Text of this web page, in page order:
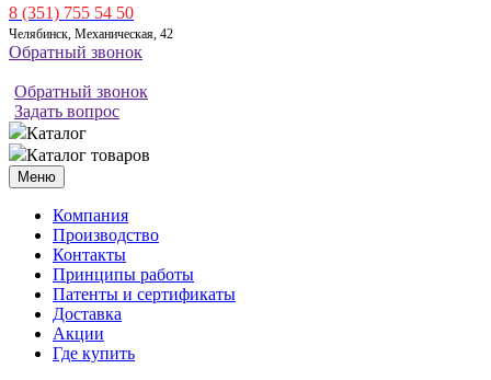
8 (351) 755 54 50
Челябинск, Механическая, 42
Обратный звонок
Обратный звонок
Задать вопрос
Каталог
Каталог товаров
Меню
Компания
Производство
Контакты
Принципы работы
Патенты и сертификаты
Доставка
Акции
Где купить